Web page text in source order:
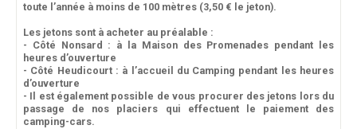
toute l’année à moins de 100 mètres (3,50 € le jeton).
Les jetons sont à acheter au préalable :
- Côté Nonsard : à la Maison des Promenades pendant les
heures d’ouverture
- Côté Heudicourt : à l’accueil du Camping pendant les heures
d’ouverture
- Il est également possible de vous procurer des jetons lors du
passage de nos placiers qui effectuent le paiement des
camping-cars.